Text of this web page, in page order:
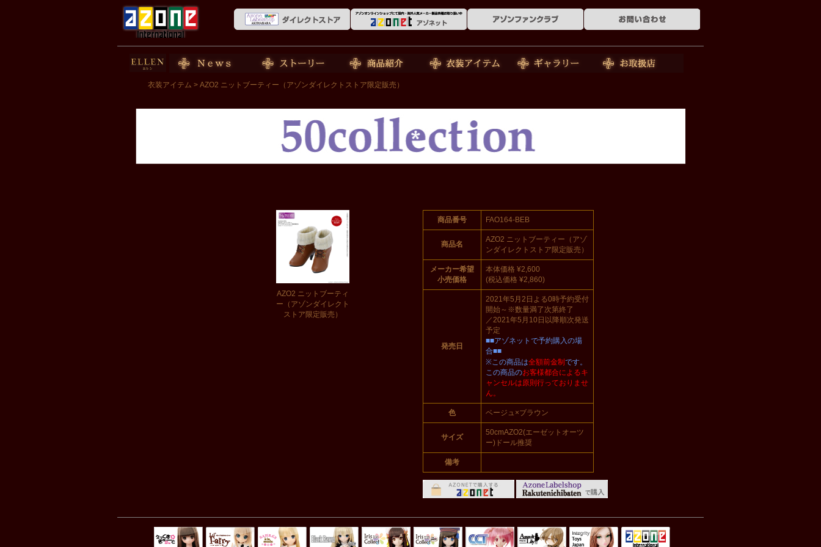
衣装アイテム > AZO2 ニットブーティー（アゾンダイレクトストア限定販売）
AZO2 ニットブーティ
ー（アゾンダイレクト
ストア限定販売）
商品番号 FAO164-BEB
商品名
AZO2 ニットブーティー（アゾ
ンダイレクトストア限定販売）
メーカー希望
小売価格
本体価格 ¥2,600
(税込価格 ¥2,860)
発売日
2021年5月2日よる0時予約受付
開始～※数量満了次第終了
／2021年5月10日以降順次発送
予定
■■アゾネットで予約購入の場
合■■
※この商品は全額前金制です。
この商品のお客様都合によるキ
ャンセルは原則行っておりませ
ん。
色 ベージュ×ブラウン
サイズ
50cmAZO2(エーゼットオーツ
ー)ドール推奨
備考